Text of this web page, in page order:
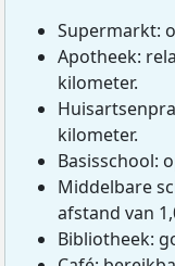
Supermarkt:
Apotheek:
kilometer.
kilometer.
Basisschool:
Middelbare
afstand van
Bibliotheek: